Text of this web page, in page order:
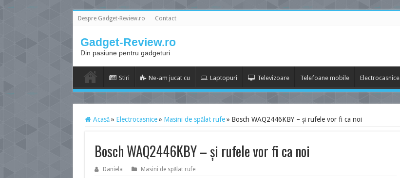
Despre Gadget-Review.ro Contact
Gadget-Review.ro
Din pasiune pentru gadgeturi
Stiri Ne-am jucat cu Laptopuri Televizoare Telefoane mobile Electrocasnice
Acasă » Electrocasnice » Masini de spălat rufe » Bosch WAQ2446KBY – și rufele vor fi ca noi
Bosch WAQ2446KBY – și rufele vor fi ca noi
Daniela Masini de spălat rufe